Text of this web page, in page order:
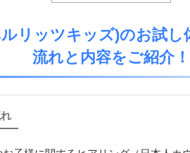
リッツキッズ)のお試し
流れと内容をご紹介！